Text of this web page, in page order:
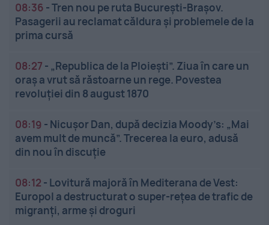
08:36 -Tren nou pe ruta București-Brașov.
Pasagerii au reclamat căldura și problemele de la
prima cursă
08:27 - „Republica de la Ploiești”. Ziua în care un
oraș a vrut să răstoarne un rege. Povestea
revoluției din 8 august 1870
08:19 - Nicușor Dan, după decizia Moody’s: „Mai
avem mult de muncă”. Trecerea la euro, adusă
din nou în discuție
08:12 - Lovitură majoră în Mediterana de Vest:
Europol a destructurat o super-rețea de trafic de
migranți, arme și droguri